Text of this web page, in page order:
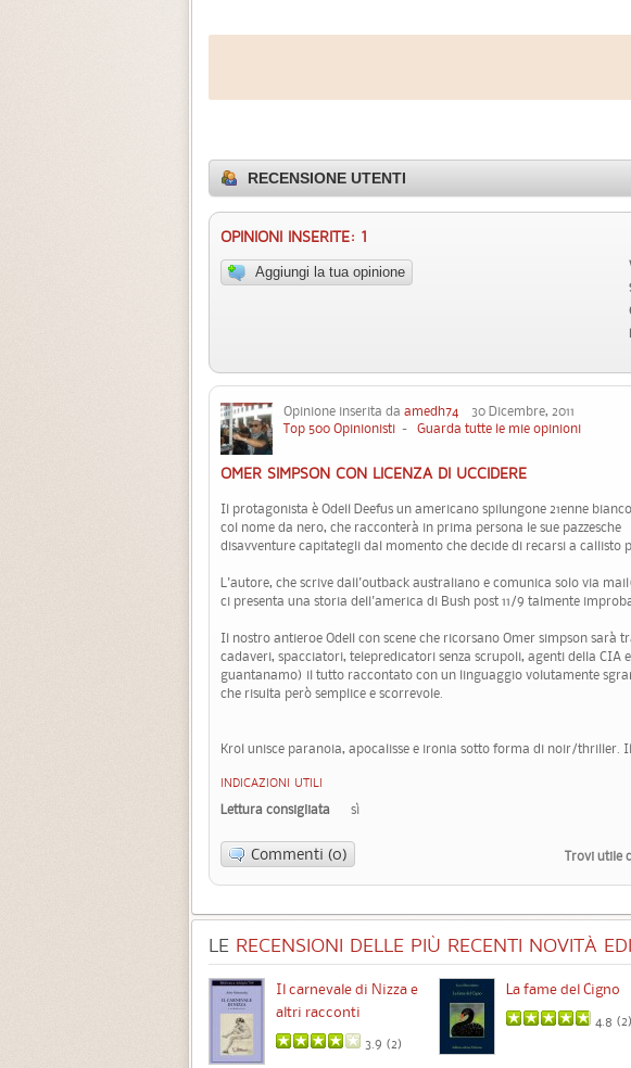
RECENSIONE UTENTI
OPINIONI INSERITE: 1
Aggiungi la tua opinione
Opinione inserita da amedh74 30 Dicembre, 2011
Top 500 Opinionisti - Guarda tutte le mie opinioni
OMER SIMPSON CON LICENZA DI UCCIDERE
Il protagonista è Odell Deefus un americano spilungone 21enne bianco
col nome da nero, che racconterà in prima persona le sue pazzesche
disavventure capitategli dal momento che decide di recarsi a
L'autore, che scrive dall'outback australiano e comunica solo via
ci presenta una storia dell'america di Bush post 11/9 talmente
Il nostro antieroe Odell con scene che ricorsano Omer simpson sarà
cadaveri, spacciatori, telepredicatori senza scrupoli, agenti della
guantanamo) il tutto raccontato con un linguaggio volutamente
che risulta però semplice e scorrevole.
Krol unisce paranoia, apocalisse e ironia sotto forma di noir/thriller.
INDICAZIONI UTILI
Lettura consigliata sì
Commenti (0) Trovi utile
LE RECENSIONI DELLE PIÙ RECENTI NOVITÀ
Il carnevale di Nizza e
altri racconti
3.9 (2)
La fame del Cigno
4.8 (2)